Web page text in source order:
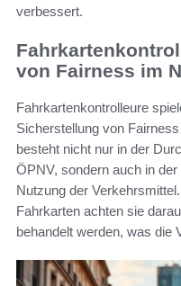
verbessert.
von Fairness im
Fahrkartenkontrolleure
Sicherstellung von
besteht nicht nur in der
ÖPNV, sondern auch in
Nutzung der
Fahrkarten achten sie
behandelt werden, was die